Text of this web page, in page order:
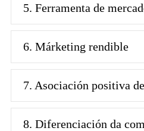
5. Ferramenta de
6. Márketing rendible
7. Asociación positiva
8. Diferenciación da